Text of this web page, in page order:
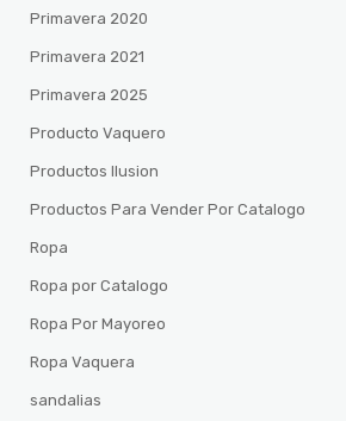
Primavera 2020
Primavera 2021
Primavera 2025
Producto Vaquero
Productos Ilusion
Productos Para Vender Por Catalogo
Ropa
Ropa por Catalogo
Ropa Por Mayoreo
Ropa Vaquera
sandalias